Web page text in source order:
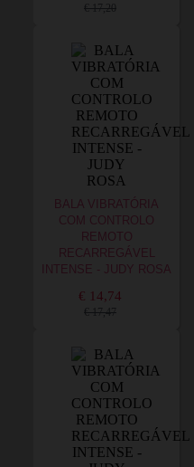
€ 17,20
BALA VIBRATÓRIA
COM CONTROLO
REMOTO
RECARREGÁVEL
INTENSE - JUDY ROSA
€ 14,74
€ 17,47